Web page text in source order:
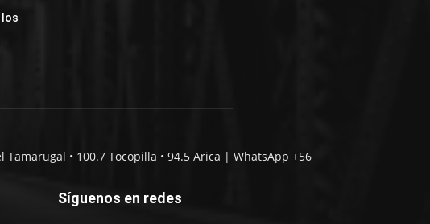
los
• 100.7 Tocopilla • 94.5 Arica | WhatsApp +56
Síguenos en redes